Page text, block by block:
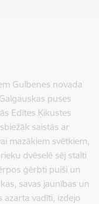
Gulbenes novada
puses
Edītes Ķikustes
saistās ar
mazākiem svētkiem,
dvēselē sēj stalti
ģērbti puiši un
savas jaunības un
azarta vadīti, izdejo